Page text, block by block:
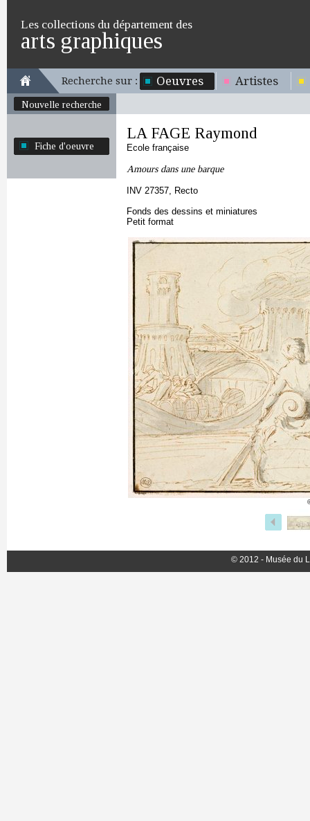
Les collections du département des
arts graphiques
Recherche sur : Oeuvres Artistes
Nouvelle recherche
Fiche d'oeuvre
LA FAGE Raymond
Ecole française
Amours dans une barque
INV 27357, Recto
Fonds des dessins et miniatures
Petit format
© 2012 - Musée du